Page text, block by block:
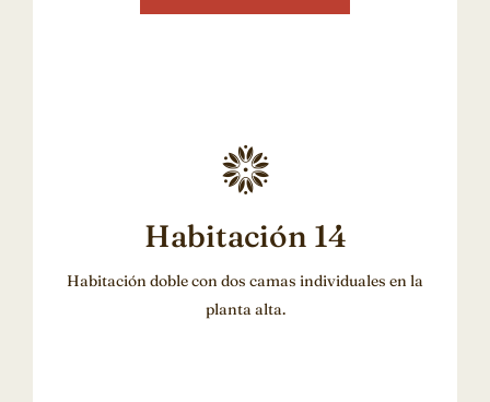
Habitación 14
Habitación doble con dos camas individuales en la
planta alta.